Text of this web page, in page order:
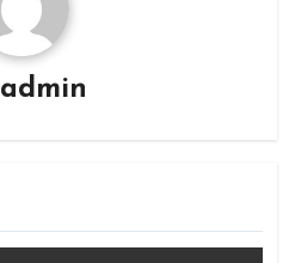
admin